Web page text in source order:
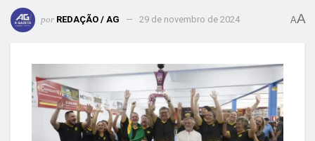
por REDAÇÃO / AG 29 de novembro de 2024 AA